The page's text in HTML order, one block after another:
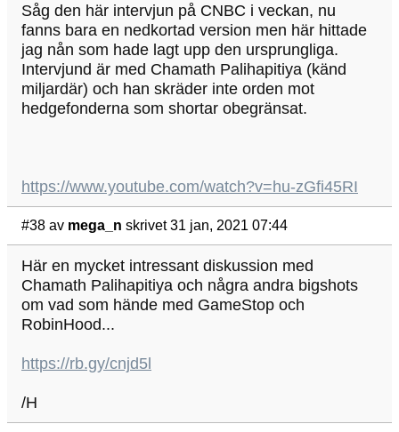
Såg den här intervjun på CNBC i veckan, nu
fanns bara en nedkortad version men här hittade
jag nån som hade lagt upp den ursprungliga.
Intervjund är med Chamath Palihapitiya (känd
miljardär) och han skräder inte orden mot
hedgefonderna som shortar obegränsat.
https://www.youtube.com/watch?v=hu-zGfi45RI
#38 av mega_n skrivet 31 jan, 2021 07:44
Här en mycket intressant diskussion med
Chamath Palihapitiya och några andra bigshots
om vad som hände med GameStop och
RobinHood...
https://rb.gy/cnjd5l
/H